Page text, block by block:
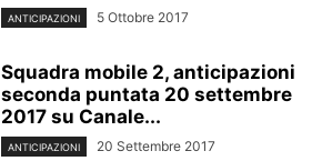
ANTICIPAZIONI 5 Ottobre 2017
Squadra mobile 2, anticipazioni
seconda puntata 20 settembre
2017 su Canale...
ANTICIPAZIONI 20 Settembre 2017